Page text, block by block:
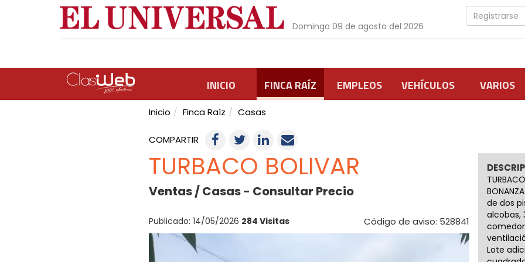
Domingo 09 de agosto del 2026
Registrarse
INICIO FINCA RAÍZ EMPLEOS VEHÍCULOS VARIOS
Inicio Finca Raíz Casas
COMPARTIR
TURBACO BOLIVAR
Ventas / Casas - Consultar Precio
Publicado: 14/05/2026 284 Visitas Código de aviso: 528841
de dos
alcobas,
Lote